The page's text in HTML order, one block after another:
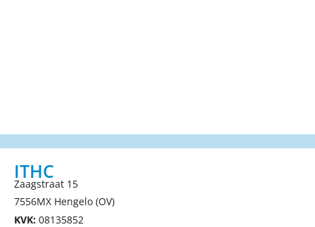
ITHC
Zaagstraat 15
7556MX Hengelo (OV)
KVK: 08135852